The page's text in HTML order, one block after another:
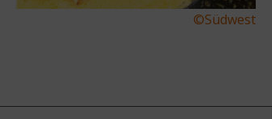
©Südwest